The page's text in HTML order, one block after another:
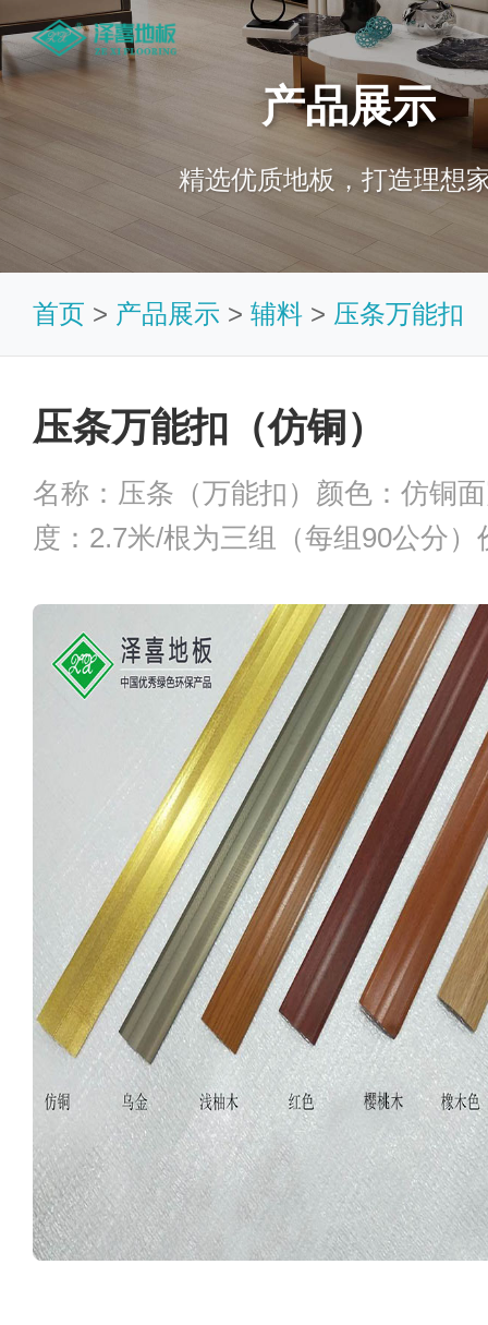
产品展示
精选优质地板，打造理想
首页 > 产品展示 > 辅料 > 压条万能扣
压条万能扣（仿铜）
名称：压条（万能扣）颜色：仿铜
度：2.7米/根为三组（每组90公分）